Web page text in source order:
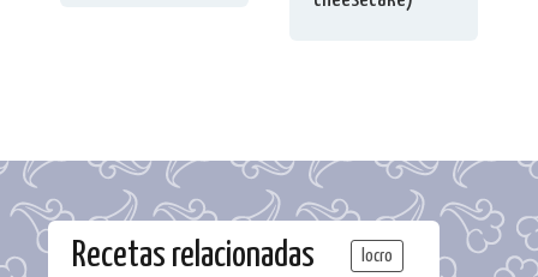
Recetas relacionadas locro